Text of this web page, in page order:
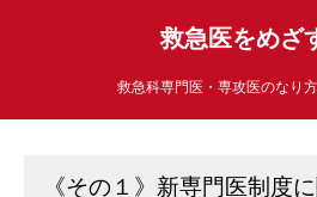
救急医をめざ
救急科専門医・専攻医のなり
《その１》新専門医制度